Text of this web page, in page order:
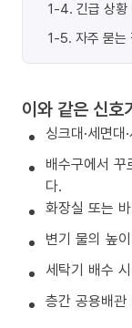
1-4. 긴급 상황
1-5. 자주 묻는
이와 같은 신호
싱크대·세면
배수구에서 꾸
다.
화장실 또는
변기 물의 높
세탁기 배수
층간 공용배관